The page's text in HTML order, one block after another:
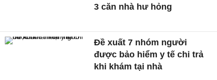
3 căn nhà hư hỏng
Đề xuất 7 nhóm người
được bảo hiểm y tế chi trả
khi khám tại nhà